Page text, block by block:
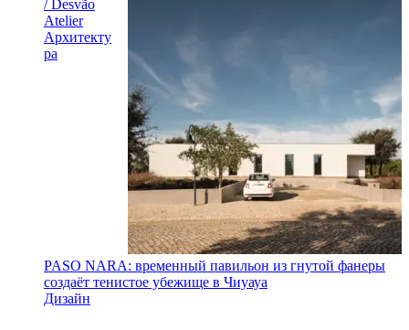
/ Desvão
Atelier
Архитекту
ра
PASO NARA: временный павильон из гнутой фанеры
создаёт тенистое убежище в Чиуауа
Дизайн